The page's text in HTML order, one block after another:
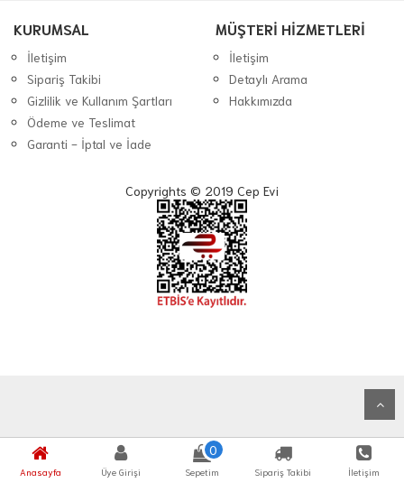
Anasayfa Üye Girişi
0
Sepetim Sipariş Takibi İletişim
KURUMSAL
İletişim
Sipariş Takibi
Gizlilik ve Kullanım Şartları
Ödeme ve Teslimat
Garanti - İptal ve İade
MÜŞTERİ HİZMETLERİ
İletişim
Detaylı Arama
Hakkımızda
Copyrights © 2019 Cep Evi